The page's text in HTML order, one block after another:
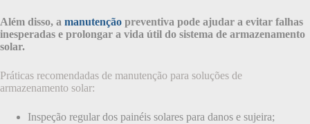
Além disso, a manutenção preventiva pode ajudar a evitar falhas
inesperadas e prolongar a vida útil do sistema de armazenamento
solar.
Práticas recomendadas de manutenção para soluções de
armazenamento solar:
Inspeção regular dos painéis solares para danos e sujeira;